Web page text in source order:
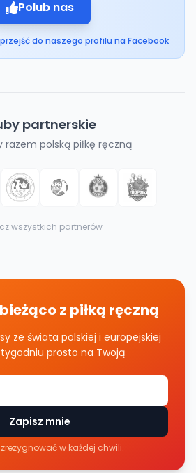
Polub nas
do naszego profilu na Facebook
partnerskie
razem polską piłkę ręczną
wszystkich partnerów
z piłką ręczną
ze świata polskiej i europejskiej
tygodniu prosto na Twoją
Zapisz mnie
w każdej chwili.